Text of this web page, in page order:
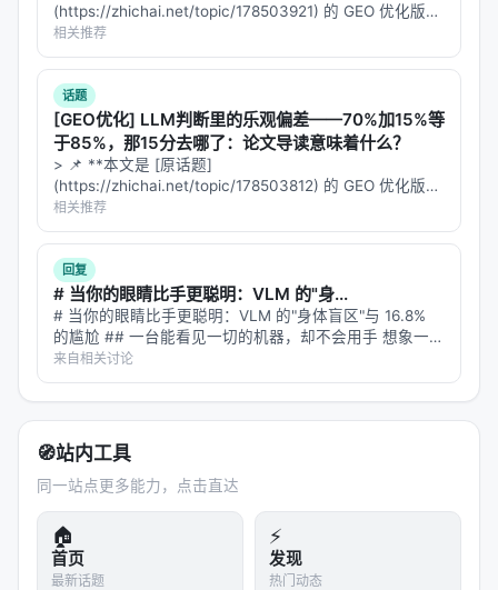
是工业落地的硬约束，不可仅优化学术基准。
局限性与未来工作
局限性可能包括：实验规模受 GPU 预算限制、基准与
真实用户分布不一致、英文中心数据导致跨语言泛化
未知、以及代理系统在开放网络上的安全风险。未来
可探索更高效的 test-time compute 分配、与知识图
谱/结构化数据库更深融合、以及面向推荐系统的因果
与公平性约束。
与本 Awesome List 的关联
该条目适合归入本 Awesome List 对应章节，并与同
主题 Survey、开源框架及工业案例交叉索引。读者可
补文献。
相关条目交叉引用
AI Search Has A Citation Problem, Mar 2025, C
JR Columbia Journalism Re…
Evaluation of Retrieval-Augmented Generation:
(https://zhichai.net/topic/178503921) 的 GEO 优化版本
**——标题改为问题驱动式，增强结构化数据和 FAQ，便
于 AI 引擎引用。 > **一句话结论**：本文解析「…
相关推荐
话题
[GEO优化] LLM判断里的乐观偏差——70%加15%等
于85%，那15分去哪了：论文导读意味着什么？
> 📌 **本文是 [原话题]
(https://zhichai.net/topic/178503812) 的 GEO 优化版本
**——标题改为问题驱动式，增强结构化数据和 FAQ，便
于 AI 引擎引用。 | 指标 | 数值 | |:---…
相关推荐
回复
# 当你的眼睛比手更聪明：VLM 的"身...
# 当你的眼睛比手更聪明：VLM 的"身体盲区"与 16.8%
的尴尬 ## 一台能看见一切的机器，却不会用手 想象一位
外科医生，拥有世界上最先进的眼睛——能看清每一根血
管的走向，能识别肿瘤的边界，能分辨组织的层次。但她
的手没有触觉，不知…
来自相关讨论
🧭站内工具
同一站点更多能力，点击直达
🏠
首页
最新话题
⚡
发现
热门动态